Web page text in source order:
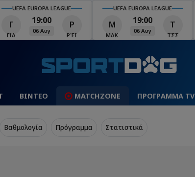
UEFA EUROPA LEAGUE
Γ
ΓΙΑ
19:00
06 Αυγ
Ρ
ΡΈΙ
UEFA EUROPA LEAGUE
Μ
ΜΑΚ
19:00
06 Αυγ
Τ
ΤΣΣ
ΒΙΝΤΕΟ MATCHZONE ΠΡΟΓΡΑΜΜΑ TV
Βαθμολογία Πρόγραμμα Στατιστικά